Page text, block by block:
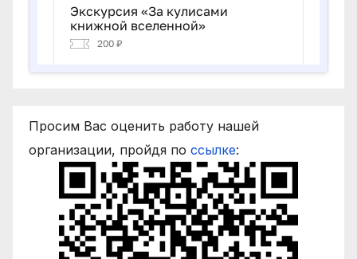
Просим Вас оценить работу нашей
организации, пройдя по ссылке: